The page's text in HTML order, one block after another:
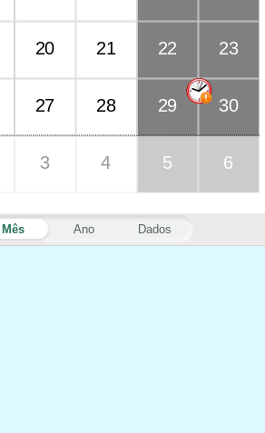
Mês Ano Dados
20 21 22 23
27 28 29 30
3 4 5 6